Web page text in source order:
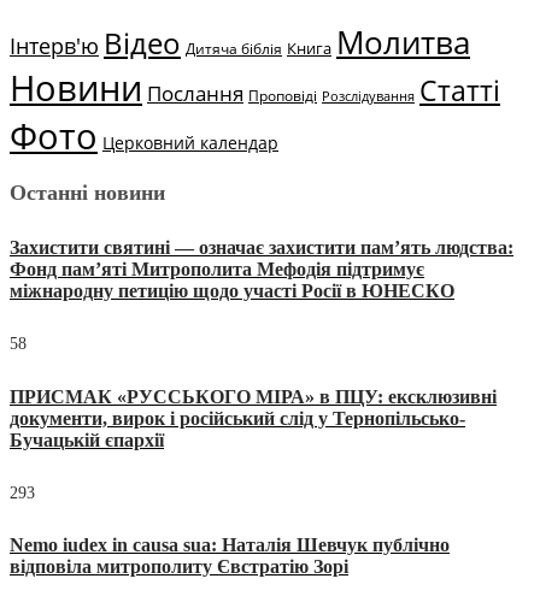
Інтерв'ю Відео Дитяча біблія Книга Молитва
Новини Послання Проповіді Розслідування Статті
Фото Церковний календар
Останні новини
Захистити святині — означає захистити пам’ять людства:
Фонд пам’яті Митрополита Мефодія підтримує
міжнародну петицію щодо участі Росії в ЮНЕСКО
58
ПРИСМАК «РУССЬКОГО МІРА» в ПЦУ: ексклюзивні
документи, вирок і російський слід у Тернопільсько-
Бучацькій єпархії
293
Nemo iudex in causa sua: Наталія Шевчук публічно
відповіла митрополиту Євстратію Зорі